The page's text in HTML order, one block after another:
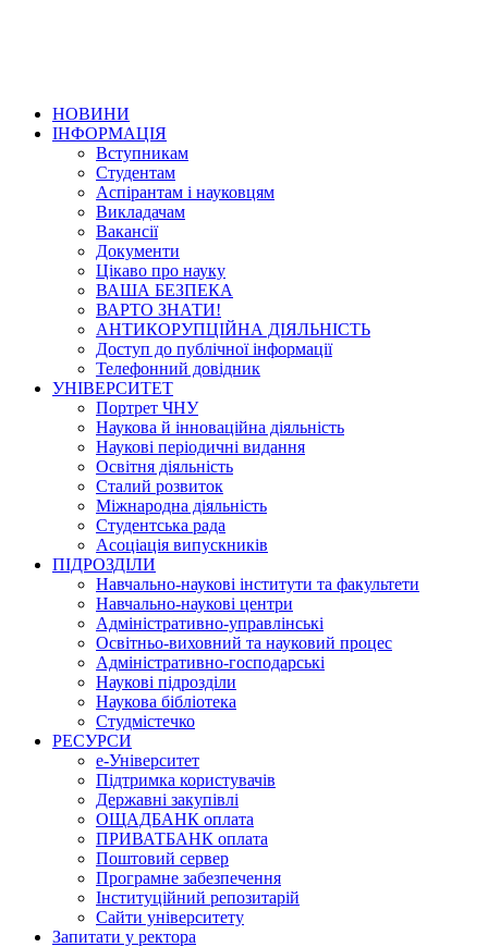
НОВИНИ
ІНФОРМАЦІЯ
Вступникам
Студентам
Аспірантам і науковцям
Викладачам
Вакансії
Документи
Цікаво про науку
ВАША БЕЗПЕКА
ВАРТО ЗНАТИ!
АНТИКОРУПЦІЙНА ДІЯЛЬНІСТЬ
Доступ до публічної інформації
Телефонний довідник
УНІВЕРСИТЕТ
Портрет ЧНУ
Наукова й інноваційна діяльність
Наукові періодичні видання
Освітня діяльність
Сталий розвиток
Міжнародна діяльність
Студентська рада
Асоціація випускників
ПІДРОЗДІЛИ
Навчально-наукові інститути та факультети
Навчально-наукові центри
Адміністративно-управлінські
Освітньо-виховний та науковий процес
Адміністративно-господарські
Наукові підрозділи
Наукова бібліотека
Студмістечко
РЕСУРСИ
е-Університет
Підтримка користувачів
Державні закупівлі
ОЩАДБАНК оплата
ПРИВАТБАНК оплата
Поштовий сервер
Програмне забезпечення
Інституційний репозитарій
Сайти університету
Запитати у ректора